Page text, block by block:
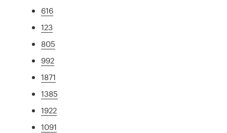
616
123
805
992
1871
1385
1922
1091